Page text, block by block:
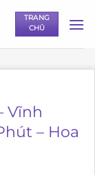
TRANG
CHỦ
Vĩnh
– Hoa